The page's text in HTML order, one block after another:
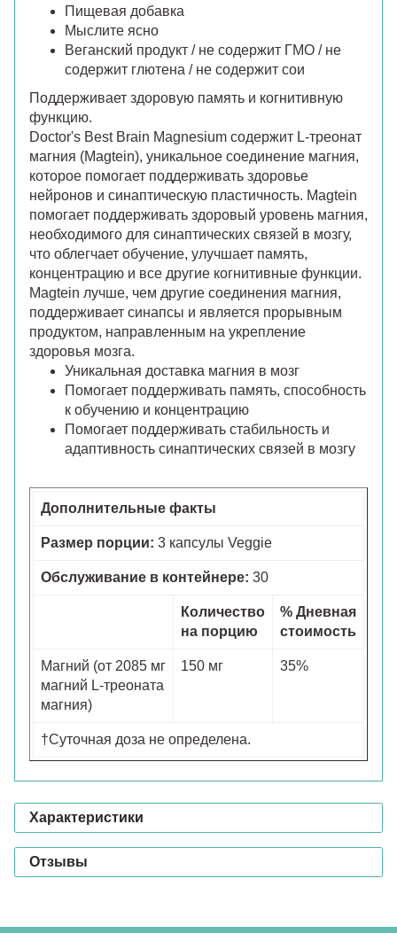
Пищевая добавка
Мыслите ясно
Веганский продукт / не содержит ГМО / не
содержит глютена / не содержит сои
Поддерживает здоровую память и когнитивную
функцию.
Doctor's Best Brain Magnesium содержит L-треонат
магния (Magtein), уникальное соединение магния,
которое помогает поддерживать здоровье
нейронов и синаптическую пластичность. Magtein
помогает поддерживать здоровый уровень магния,
необходимого для синаптических связей в мозгу,
что облегчает обучение, улучшает память,
концентрацию и все другие когнитивные функции.
Magtein лучше, чем другие соединения магния,
поддерживает синапсы и является прорывным
продуктом, направленным на укрепление
здоровья мозга.
Уникальная доставка магния в мозг
Помогает поддерживать память, способность
к обучению и концентрацию
Помогает поддерживать стабильность и
адаптивность синаптических связей в мозгу
Дополнительные факты
Размер порции: 3 капсулы Veggie
Обслуживание в контейнере: 30
Количество
на порцию
% Дневная
стоимость
Магний (от 2085 мг
магний L-треоната
магния)
150 мг 35%
†Суточная доза не определена.
Характеристики
Отзывы